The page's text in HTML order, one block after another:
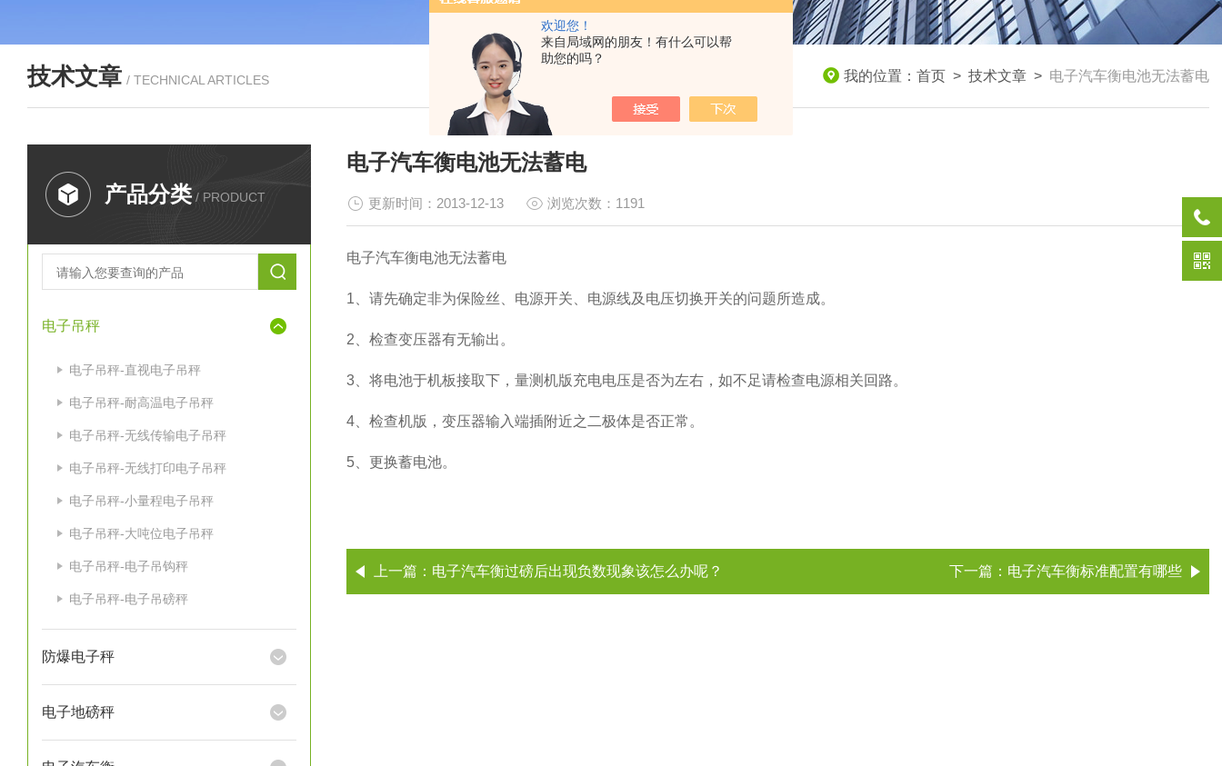
欢迎您！
来自局域网的朋友！有什么可以帮
助您的吗？
技术文章 / TECHNICAL ARTICLES 我的位置： 首页 > 技术文章 > 电子汽车衡电池无法蓄电
产品分类 / PRODUCT
电子吊秤
电子吊秤-直视电子吊秤
电子吊秤-耐高温电子吊秤
电子吊秤-无线传输电子吊秤
电子吊秤-无线打印电子吊秤
电子吊秤-小量程电子吊秤
电子吊秤-大吨位电子吊秤
电子吊秤-电子吊钩秤
电子吊秤-电子吊磅秤
防爆电子秤
电子地磅秤
电子汽车衡电池无法蓄电
更新时间：2013-12-13 浏览次数：1191
电子汽车衡电池无法蓄电
1、 请先确定非为保险丝、电源开关、电源线及电压切换开关的问题所造成。
2、 检查变压器有无输出。
3、 将电池于机板接取下，量测机版充电电压是否为左右，如不足请检查电源相关回路。
4、 检查机版，变压器输入端插附近之二极体是否正常。
5、 更换蓄电池。
上一篇： 电子汽车衡过磅后出现负数现象该怎么办呢？ 下一篇： 电子汽车衡标准配置有哪些